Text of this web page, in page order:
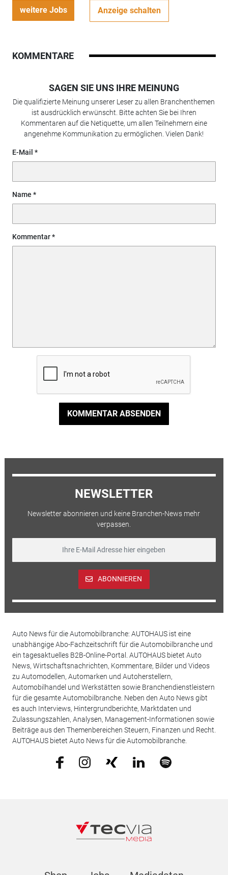
weitere Jobs Anzeige schalten
KOMMENTARE
SAGEN SIE UNS IHRE MEINUNG
Die qualifizierte Meinung unserer Leser zu allen Branchenthemen
ist ausdrücklich erwünscht. Bitte achten Sie bei Ihren
Kommentaren auf die Netiquette, um allen Teilnehmern eine
angenehme Kommunikation zu ermöglichen. Vielen Dank!
E-Mail
Name
Kommentar
KOMMENTAR ABSENDEN
NEWSLETTER
Newsletter abonnieren und keine Branchen-News mehr
verpassen.
ABONNIEREN
Auto News für die Automobilbranche: AUTOHAUS ist eine
unabhängige Abo-Fachzeitschrift für die Automobilbranche und
ein tagesaktuelles B2B-Online-Portal. AUTOHAUS bietet Auto
News, Wirtschaftsnachrichten, Kommentare, Bilder und Videos
zu Automodellen, Automarken und Autoherstellern,
Automobilhandel und Werkstätten sowie Branchendienstleistern
für die gesamte Automobilbranche. Neben den Auto News gibt
es auch Interviews, Hintergrundberichte, Marktdaten und
Zulassungszahlen, Analysen, Management-Informationen sowie
Beiträge aus den Themenbereichen Steuern, Finanzen und Recht.
AUTOHAUS bietet Auto News für die Automobilbranche.